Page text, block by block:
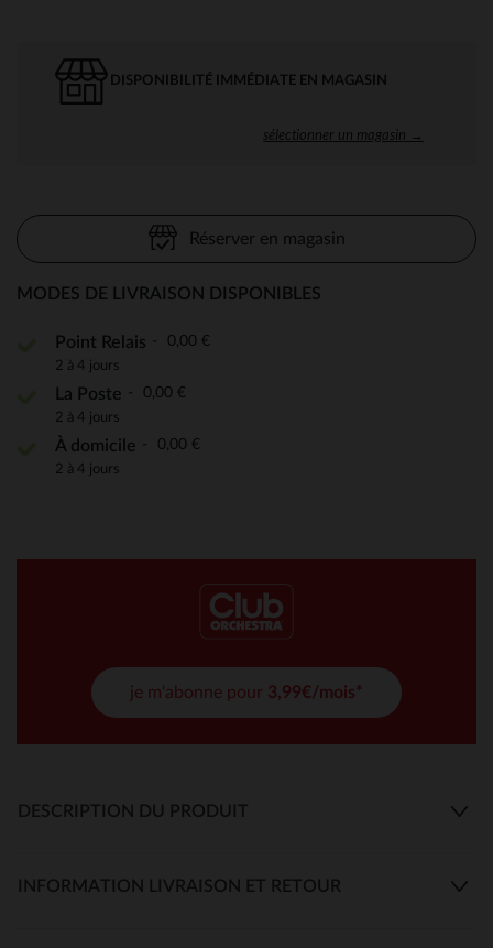
DISPONIBILITÉ IMMÉDIATE EN MAGASIN
sélectionner un magasin →
Réserver en magasin
MODES DE LIVRAISON DISPONIBLES
Point Relais 0,00 €
2 à 4 jours
La Poste 0,00 €
2 à 4 jours
À domicile 0,00 €
2 à 4 jours
je m'abonne pour 3,99€/mois*
DESCRIPTION DU PRODUIT
INFORMATION LIVRAISON ET RETOUR